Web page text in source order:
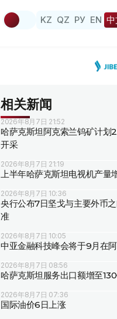
KZ QZ РУ EN 中
相关新闻
2026年8月7日 21:52
哈萨克斯坦阿克索兰钨矿计划
开采
2026年8月7日 21:19
上半年哈萨克斯坦电视机产量
2026年8月7日 10:36
央行公布7日坚戈与主要外币
准
2026年8月7日 10:05
中亚金融科技峰会将于9月在
2026年8月7日 08:56
哈萨克斯坦服务出口额增至
2026年8月7日 07:36
国际油价6日上涨